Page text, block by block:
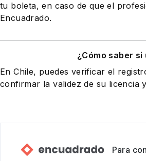
tu boleta, en caso de que el
Encuadrado.
¿Cómo saber
En Chile, puedes verificar el
confirmar la validez de su licencia
Para